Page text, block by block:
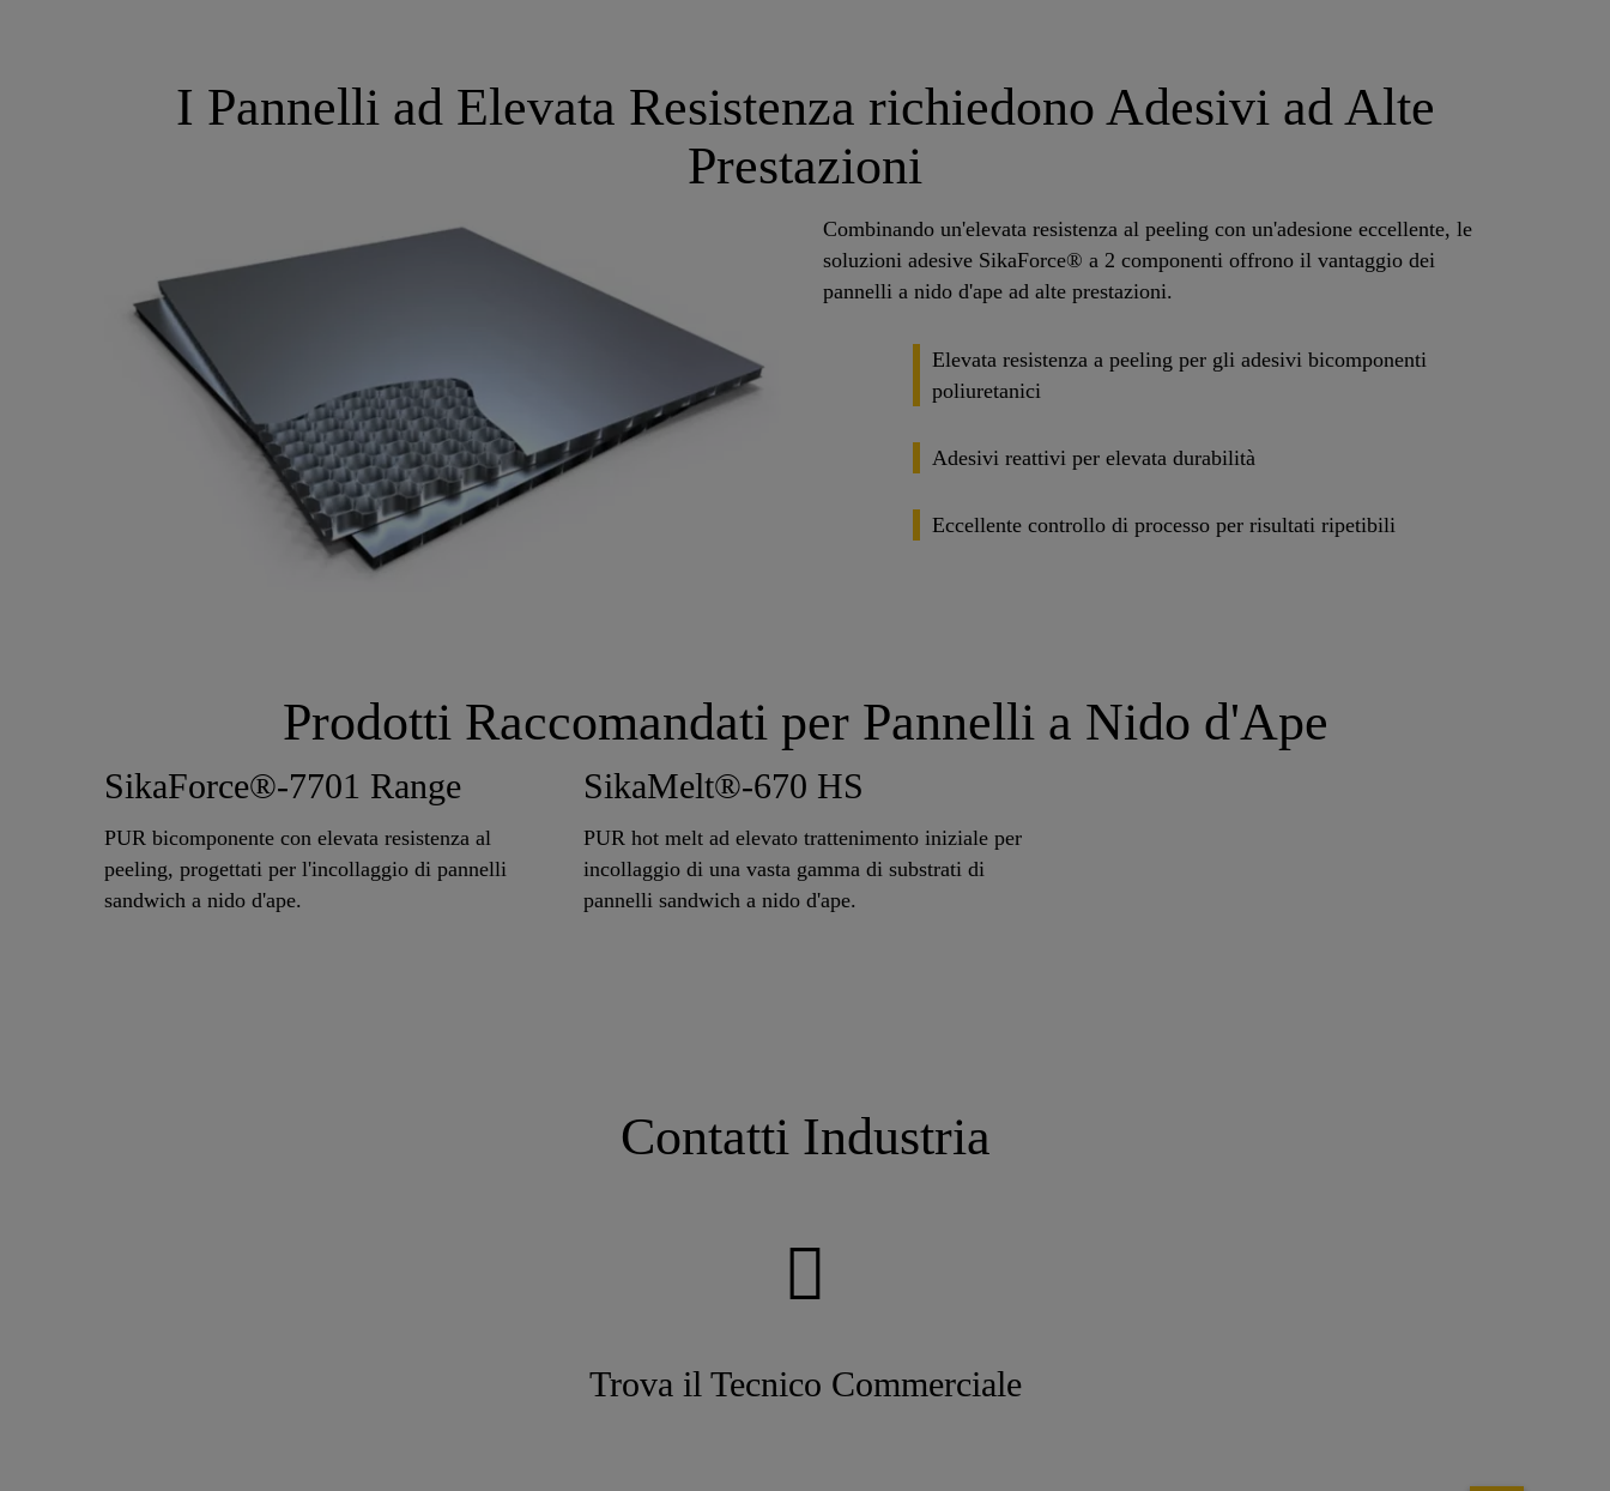
I Pannelli ad Elevata Resistenza richiedono Adesivi ad Alte
Prestazioni
Combinando un'elevata resistenza al peeling con un'adesione eccellente, le
soluzioni adesive SikaForce® a 2 componenti offrono il vantaggio dei
pannelli a nido d'ape ad alte prestazioni.
Elevata resistenza a peeling per gli adesivi bicomponenti
poliuretanici
Adesivi reattivi per elevata durabilità
Eccellente controllo di processo per risultati ripetibili
Prodotti Raccomandati per Pannelli a Nido d'Ape
SikaForce®-7701 Range
PUR bicomponente con elevata resistenza al
peeling, progettati per l'incollaggio di pannelli
sandwich a nido d'ape.
SikaMelt®-670 HS
PUR hot melt ad elevato trattenimento iniziale per
incollaggio di una vasta gamma di substrati di
pannelli sandwich a nido d'ape.
Contatti Industria
Trova il Tecnico Commerciale